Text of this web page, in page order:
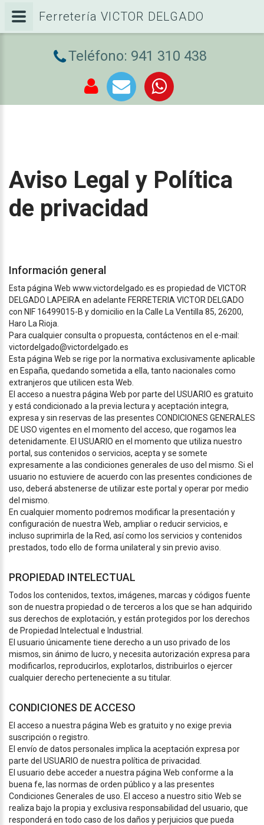
Teléfono: 941 310 438
Aviso Legal y Política
de privacidad
Información general
Esta página Web www.victordelgado.es es propiedad de VICTOR
DELGADO LAPEIRA en adelante FERRETERIA VICTOR DELGADO
con NIF 16499015-B y domicilio en la Calle La Ventilla 85, 26200,
Haro La Rioja.
Para cualquier consulta o propuesta, contáctenos en el e-mail:
victordelgado@victordelgado.es
Esta página Web se rige por la normativa exclusivamente aplicable
en España, quedando sometida a ella, tanto nacionales como
extranjeros que utilicen esta Web.
El acceso a nuestra página Web por parte del USUARIO es gratuito
y está condicionado a la previa lectura y aceptación integra,
expresa y sin reservas de las presentes CONDICIONES GENERALES
DE USO vigentes en el momento del acceso, que rogamos lea
detenidamente. El USUARIO en el momento que utiliza nuestro
portal, sus contenidos o servicios, acepta y se somete
expresamente a las condiciones generales de uso del mismo. Si el
usuario no estuviere de acuerdo con las presentes condiciones de
uso, deberá abstenerse de utilizar este portal y operar por medio
del mismo.
En cualquier momento podremos modificar la presentación y
configuración de nuestra Web, ampliar o reducir servicios, e
incluso suprimirla de la Red, así como los servicios y contenidos
prestados, todo ello de forma unilateral y sin previo aviso.
PROPIEDAD INTELECTUAL
Todos los contenidos, textos, imágenes, marcas y códigos fuente
son de nuestra propiedad o de terceros a los que se han adquirido
sus derechos de explotación, y están protegidos por los derechos
de Propiedad Intelectual e Industrial.
El usuario únicamente tiene derecho a un uso privado de los
mismos, sin ánimo de lucro, y necesita autorización expresa para
modificarlos, reproducirlos, explotarlos, distribuirlos o ejercer
cualquier derecho perteneciente a su titular.
CONDICIONES DE ACCESO
El acceso a nuestra página Web es gratuito y no exige previa
suscripción o registro.
El envío de datos personales implica la aceptación expresa por
parte del USUARIO de nuestra política de privacidad.
El usuario debe acceder a nuestra página Web conforme a la
buena fe, las normas de orden público y a las presentes
Condiciones Generales de uso. El acceso a nuestro sitio Web se
realiza bajo la propia y exclusiva responsabilidad del usuario, que
responderá en todo caso de los daños y perjuicios que pueda
Ferretería VICTOR DELGADO